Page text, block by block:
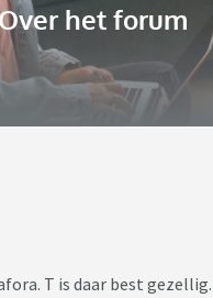
het forum
T is daar best